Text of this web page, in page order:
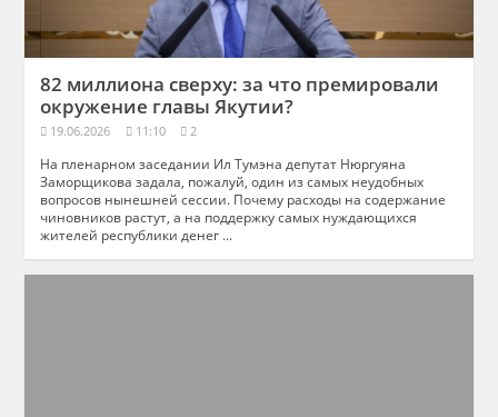
82 миллиона сверху: за что премировали
окружение главы Якутии?
19.06.2026 11:10 2
На пленарном заседании Ил Тумэна депутат Нюргуяна
Заморщикова задала, пожалуй, один из самых неудобных
вопросов нынешней сессии. Почему расходы на содержание
чиновников растут, а на поддержку самых нуждающихся
жителей республики денег ...